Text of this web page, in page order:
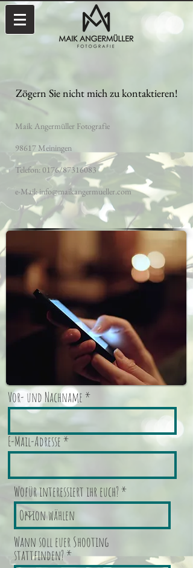
Zögern Sie nicht mich zu kontaktieren!
Maik Angermüller Fotografie
98617 Meiningen
Telefon: 0176/87316083
e-Mail: info@maikangermueller.com
Vor- und Nachname
E-Mail-Adresse
Wofür interessiert ihr euch?
Wann soll euer Shooting
stattfinden?